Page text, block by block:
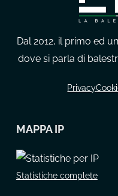
Dal 2012, il primo ed
dove si parla di
Privacy
MAPPA IP
Statistiche complete